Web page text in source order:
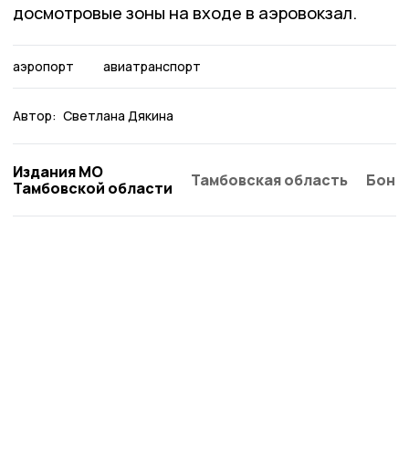
досмотровые зоны на входе в аэровокзал.
аэропорт авиатранспорт
Автор: Светлана Дякина
Издания МО
Тамбовской области
Тамбовская область